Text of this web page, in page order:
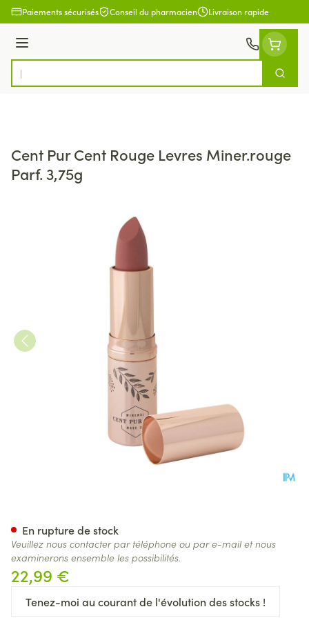
Aller au contenu
Paiements sécurisés Conseil du pharmacien Livraison rapide
Menu
Rechercher
Cent Pur Cent Rouge Levres Miner.rouge
Parf. 3,75g
22,99 €
Tenez-moi au courant de l'évolution des stocks !
En rupture de stock
Veuillez nous contacter par téléphone ou par e-mail et nous
examinerons ensemble les possibilités.